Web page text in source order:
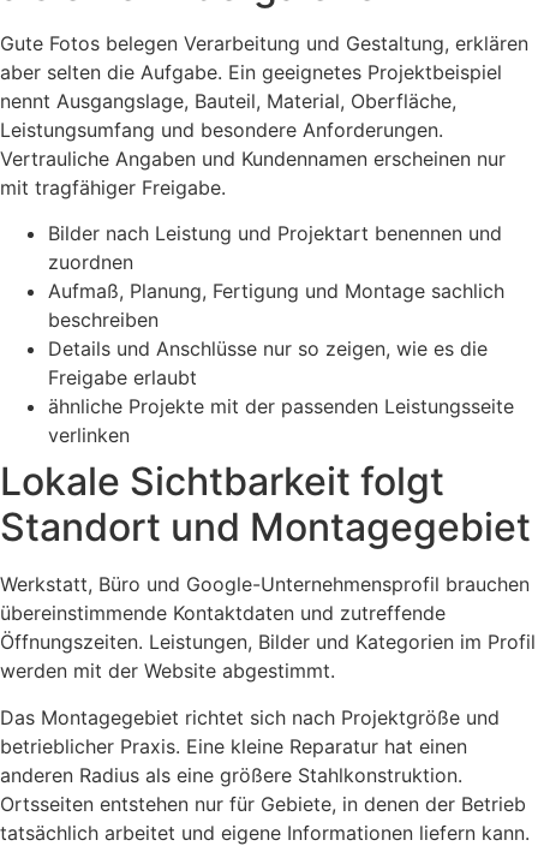
Gute Fotos belegen Verarbeitung und Gestaltung, erklären
aber selten die Aufgabe. Ein geeignetes Projektbeispiel
nennt Ausgangslage, Bauteil, Material, Oberfläche,
Leistungsumfang und besondere Anforderungen.
Vertrauliche Angaben und Kundennamen erscheinen nur
mit tragfähiger Freigabe.
Bilder nach Leistung und Projektart benennen und
zuordnen
Aufmaß, Planung, Fertigung und Montage sachlich
beschreiben
Details und Anschlüsse nur so zeigen, wie es die
Freigabe erlaubt
ähnliche Projekte mit der passenden Leistungsseite
verlinken
Lokale Sichtbarkeit folgt
Standort und Montagegebiet
Werkstatt, Büro und Google-Unternehmensprofil brauchen
übereinstimmende Kontaktdaten und zutreffende
Öffnungszeiten. Leistungen, Bilder und Kategorien im Profil
werden mit der Website abgestimmt.
Das Montagegebiet richtet sich nach Projektgröße und
betrieblicher Praxis. Eine kleine Reparatur hat einen
anderen Radius als eine größere Stahlkonstruktion.
Ortsseiten entstehen nur für Gebiete, in denen der Betrieb
tatsächlich arbeitet und eigene Informationen liefern kann.